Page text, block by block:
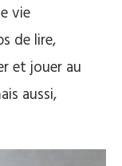
vie
de lire,
et jouer au
aussi,